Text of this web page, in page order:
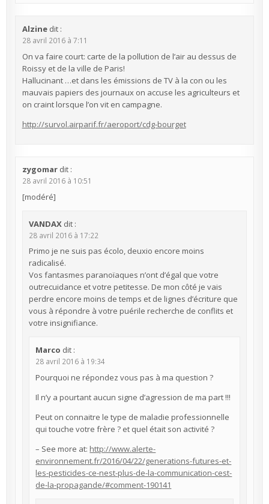
Alzine dit :
28 avril 2016 à 7:11
On va faire court: carte de la pollution de l’air au dessus de
Roissy et de la ville de Paris!
Hallucinant …et dans les émissions de TV à la con ou les
mauvais papiers des journaux on accuse les agriculteurs et
on craint lorsque l’on vit en campagne.
http://survol.airparif.fr/aeroport/cdg-bourget
zygomar dit :
28 avril 2016 à 10:51
[modéré]
VANDAX dit :
28 avril 2016 à 17:22
Primo je ne suis pas écolo, deuxio encore moins
radicalisé.
Vos fantasmes paranoïaques n’ont d’égal que votre
outrecuidance et votre petitesse. De mon côté je vais
perdre encore moins de temps et de lignes d’écriture que
vous à répondre à votre puérile recherche de conflits et
votre insignifiance.
Marco dit :
28 avril 2016 à 19:34
Pourquoi ne répondez vous pas à ma question ?
Il n’y a pourtant aucun signe d’agression de ma part !!!
Peut on connaitre le type de maladie professionnelle
qui touche votre frère ? et quel était son activité ?
– See more at: http://www.alerte-
environnement.fr/2016/04/22/generations-futures-et-
les-pesticides-ce-nest-plus-de-la-communication-cest-
de-la-propagande/#comment-190141